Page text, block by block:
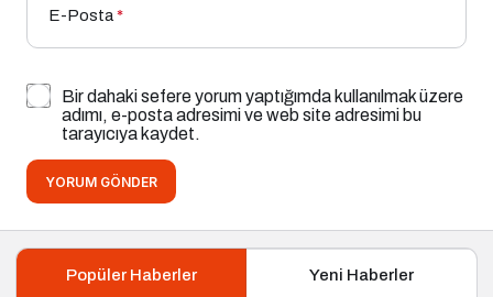
E-Posta*
Bir dahaki sefere yorum yaptığımda kullanılmak üzere
adımı, e-posta adresimi ve web site adresimi bu
tarayıcıya kaydet.
YORUM GÖNDER
Popüler Haberler Yeni Haberler